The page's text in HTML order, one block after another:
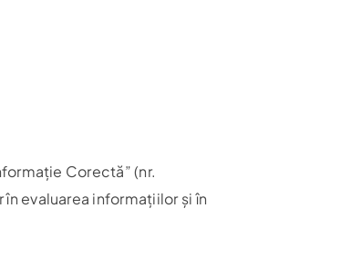
Corectă” (nr.
evaluarea informațiilor și în